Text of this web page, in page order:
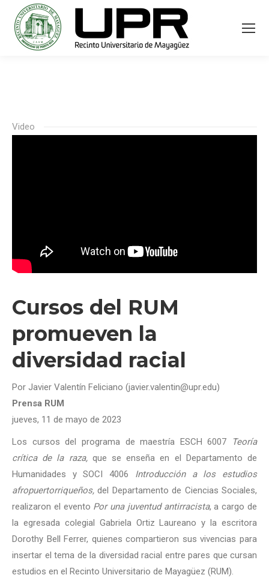
Video
Cursos del RUM
promueven la
diversidad racial
Por Javier Valentín Feliciano (javier.valentin@upr.edu)
Prensa RUM
jueves, 11 de mayo de 2023
Los cursos del programa de maestría ESCH 6007
Teoría
crítica de la raza,que se enseña en el Departamento de
Humanidades y SOCI 4006 Introducción a los estudios
afropuertorriqueños, del Departamento de Ciencias Sociales,
realizaron el evento Por una juventud antirracista, a cargo de
la egresada colegial Gabriela Ortiz Laureano y la escritora
Dorothy Bell Ferrer, quienes compartieron sus vivencias para
insertar el tema de la diversidad racial entre pares que cursan
estudios en el Recinto Universitario de Mayagüez (RUM).